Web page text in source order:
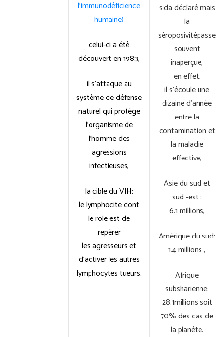
l’immunodéficience
humaine)
celui-ci a été
découvert en 1983,
il s’attaque au
systéme de défense
naturel qui protége
l’organisme de
l’homme des
agressions
infectieuses,
la cible du VIH:
le lymphocite dont
le role est de
repérer
les agresseurs et
d’activer les autres
lymphocytes tueurs.
sida déclaré mais
la
séroposivitépasse
souvent
inaperçue,
en effet,
il s’écoule une
dizaine d’année
entre la
contamination et
la maladie
effective,
Asie du sud et
sud -est :
6.1 millions,
Amérique du sud:
1.4 millions ,
Afrique
subsharienne:
28.1millions soit
70% des cas de
la planéte.